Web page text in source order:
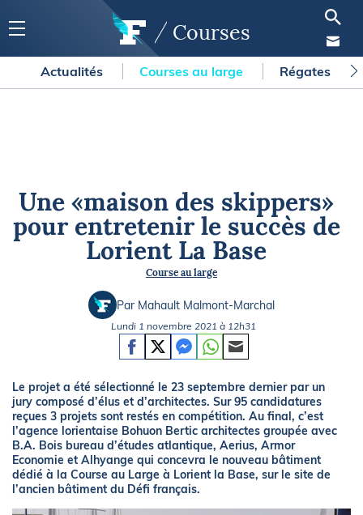
Courses
Actualités Courses au large Régates
Une «maison des skippers»
pour entretenir le succès de
Lorient La Base
Course au large
Par Mahault Malmont-Marchal
Lundi 1 novembre 2021 à 12h31
Le projet a été sélectionné le 23 septembre dernier par un
jury composé d’élus et d’architectes. Sur 95 candidatures
reçues 3 projets sont restés en compétition. Au final, c’est
l’agence lorientaise Bohuon Bertic architectes groupée avec
B.A. Bois bureau d’études atlantique, Aerius, Armor
Economie et Alhyange qui concevra le nouveau bâtiment
dédié à la Course au Large à Lorient la Base, sur le site de
l’ancien bâtiment du Défi français.